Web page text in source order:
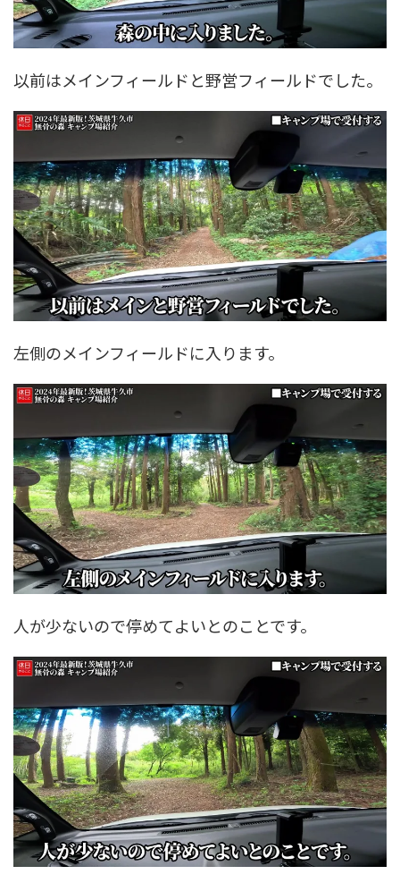
以前はメインフィールドと野営フィールドでした。
左側のメインフィールドに入ります。
人が少ないので停めてよいとのことです。